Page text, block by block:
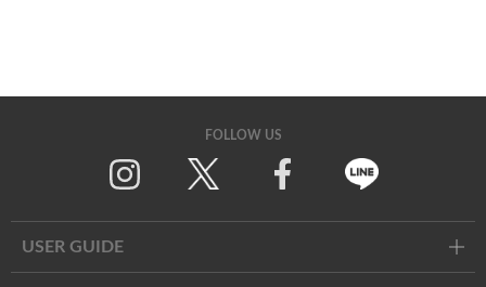
FOLLOW US
USER GUIDE